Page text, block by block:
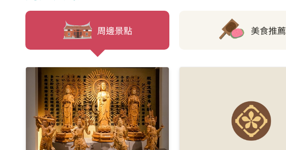
周邊景點 美食推薦